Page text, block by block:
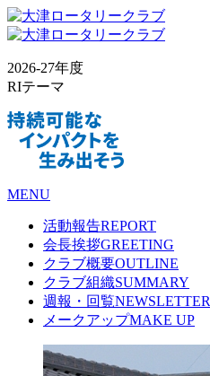
2026-27年度
RIテーマ
MENU
活動報告REPORT
会長挨拶GREETING
クラブ概要OUTLINE
クラブ組織SUMMARY
週報・回覧NEWSLETTER
メークアップMAKE UP